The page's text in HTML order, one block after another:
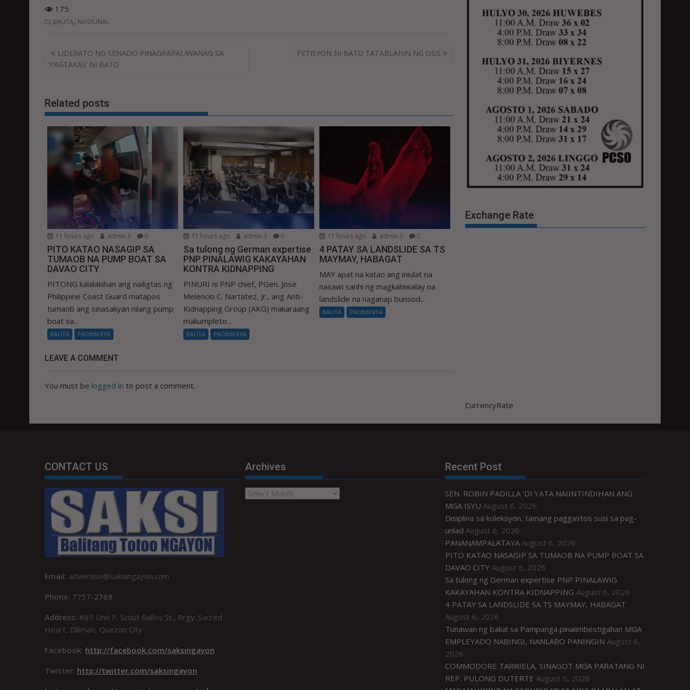
175
BALITA, NASYUNAL
Post
navigation
LIDERATO NG SENADO PINAGPAPALIWANAG SA
‘PAGTAKAS’ NI BATO
PETISYON NI BATO TATABLAHIN NG OSG
Related posts
11 hours ago admin 3 0
PITO KATAO NASAGIP SA
TUMAOB NA PUMP BOAT SA
DAVAO CITY
PITONG kalalakihan ang nailigtas ng
Philippine Coast Guard matapos
tumaob ang sinasakyan nilang pump
boat sa...
BALITA PROBINSIYA
11 hours ago admin 3 0
Sa tulong ng German expertise
PNP PINALAWIG KAKAYAHAN
KONTRA KIDNAPPING
PINURI ni PNP chief, PGen. Jose
Melencio C. Nartatez, Jr., ang Anti-
Kidnapping Group (AKG) makaraang
makumpleto...
BALITA PROBINSIYA
11 hours ago admin 3 0
4 PATAY SA LANDSLIDE SA TS
MAYMAY, HABAGAT
MAY apat na katao ang iniulat na
nasawi sanhi ng magkahiwalay na
landslide na naganap bunsod...
BALITA PROBINSIYA
LEAVE A COMMENT
You must be logged in to post a comment.
Exchange Rate
CurrencyRate
CONTACT US
Email: advertise@saksingayon.com
Phone: 7757-2769
Address: #85 Unit F, Scout Rallos St., Brgy. Sacred
Heart, Diliman, Quezon City
Facebook: http://facebook.com/saksingayon
Twitter: http://twitter.com/saksingayon
Archives
Archives
Recent Post
SEN. ROBIN PADILLA ‘DI YATA NAIINTINDIHAN ANG
MGA ISYU August 6, 2026
Disiplina sa koleksyon, tamang paggastos susi sa pag-
unlad August 6, 2026
PANANAMPALATAYA August 6, 2026
PITO KATAO NASAGIP SA TUMAOB NA PUMP BOAT SA
DAVAO CITY August 6, 2026
Sa tulong ng German expertise PNP PINALAWIG
KAKAYAHAN KONTRA KIDNAPPING August 6, 2026
4 PATAY SA LANDSLIDE SA TS MAYMAY, HABAGAT
August 6, 2026
Tunawan ng bakal sa Pampanga pinaiimbestigahan MGA
EMPLEYADO NABINGI, NANLABO PANINGIN August 6,
2026
COMMODORE TARRIELA, SINAGOT MGA PARATANG NI
REP. PULONG DUTERTE August 6, 2026